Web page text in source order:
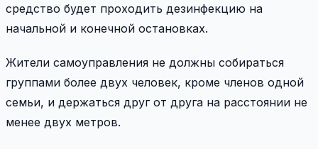
средство будет проходить дезинфекцию на
начальной и конечной остановках.
Жители самоуправления не должны собираться
группами более двух человек, кроме членов одной
семьи, и держаться друг от друга на расстоянии не
менее двух метров.